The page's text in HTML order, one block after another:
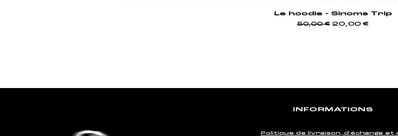
Le hoodie - Sinoms Trip
Prix original
50,00 € Prix
20,00 €
INFORMATIONS
Politique de livraison, d'échange et